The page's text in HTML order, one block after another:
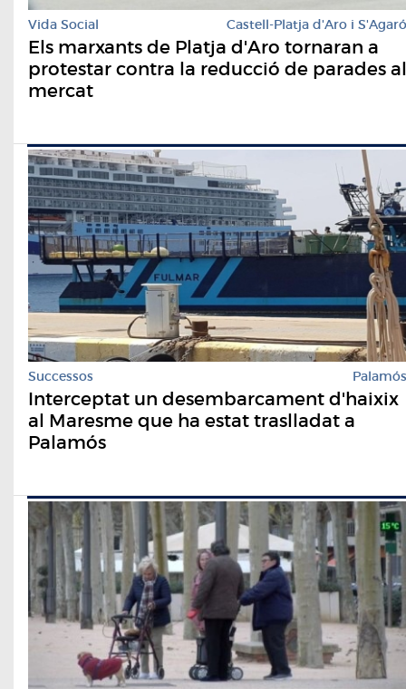
Vida Social Castell-Platja d'Aro i S'Agaró
Els marxants de Platja d'Aro tornaran a
protestar contra la reducció de parades al
mercat
Successos Palamós
Interceptat un desembarcament d'haixix
al Maresme que ha estat traslladat a
Palamós